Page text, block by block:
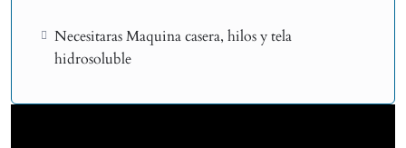
Necesitaras Maquina casera, hilos y tela
hidrosoluble